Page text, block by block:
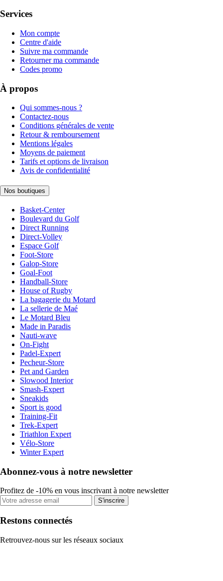
Services
Mon compte
Centre d'aide
Suivre ma commande
Retourner ma commande
Codes promo
À propos
Qui sommes-nous ?
Contactez-nous
Conditions générales de vente
Retour & remboursement
Mentions légales
Moyens de paiement
Tarifs et options de livraison
Avis de confidentialité
Nos boutiques
Basket-Center
Boulevard du Golf
Direct Running
Direct-Volley
Espace Golf
Foot-Store
Galop-Store
Goal-Foot
Handball-Store
House of Rugby
La bagagerie du Motard
La sellerie de Maé
Le Motard Bleu
Made in Paradis
Nauti-wave
On-Fight
Padel-Expert
Pecheur-Store
Pet and Garden
Slowood Interior
Smash-Expert
Sneakids
Sport is good
Training-Fit
Trek-Expert
Triathlon Expert
Vélo-Store
Winter Expert
Abonnez-vous à notre newsletter
Profitez de -10% en vous inscrivant à notre newsletter
S'inscrire
Restons connectés
Retrouvez-nous sur les réseaux sociaux